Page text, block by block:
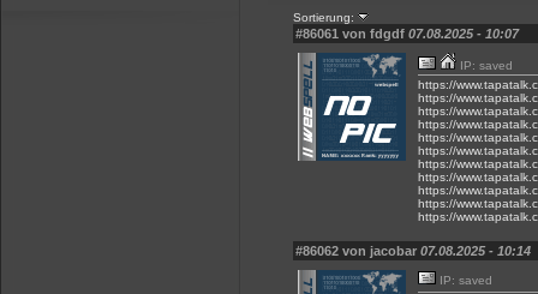
Sortierung:
#86061 von fdgdf 07.08.2025 - 10:07
IP: saved
https://
https://
https://
https://
https://
https://
https://
https://
https://
https://
https://
#86062 von jacobar 07.08.2025 - 10:14
IP: saved